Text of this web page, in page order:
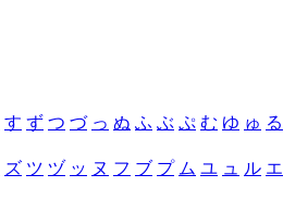
す ず つ づ っ ぬ ふ ぶ ぷ む ゆ ゅ る
ズ ツ ヅ ッ ヌ フ ブ プ ム ユ ュ ル エ